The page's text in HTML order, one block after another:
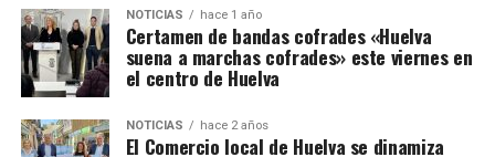
NOTICIAS hace 1 año
Certamen de bandas cofrades «Huelva
suena a marchas cofrades» este viernes en
el centro de Huelva
NOTICIAS hace 2 años
El Comercio local de Huelva se dinamiza